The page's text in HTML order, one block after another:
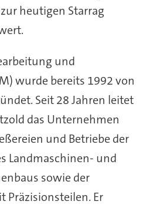
heutigen Starrag
und
wurde bereits 1992 von
Seit 28 Jahren leitet
das Unternehmen
und Betriebe der
Landmaschinen- und
sowie der
Präzisionsteilen. Er